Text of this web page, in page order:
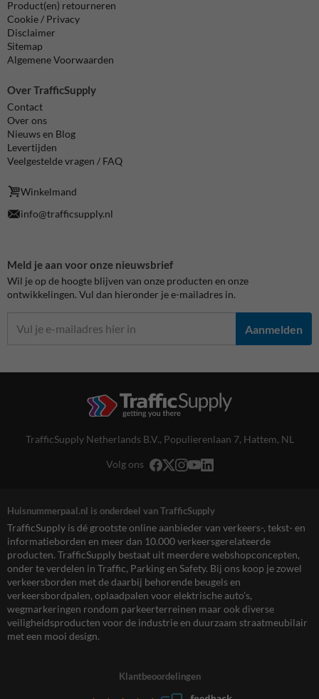
Product(en) retourneren
Cookie / Privacy
Disclaimer
Sitemap
Algemene Voorwaarden
Over TrafficSupply
Contact
Over ons
Nieuws en Blog
Levertijden
Veelgestelde vragen / FAQ
Winkelmand
info@trafficsupply.nl
Meld je aan voor onze nieuwsbrief
Wil je op de hoogte blijven van onze producten en onze
ontwikkelingen. Vul dan hieronder je e-mailadres in.
Aanmelden
TrafficSupply Netherlands B.V., Populierenlaan 7, Hattem, NL
Volg ons
Huisnummerpaal.nl is onderdeel van TrafficSupply
TrafficSupply is dé grootste online aanbieder van verkeers-, tekst- en
informatieborden en meer dan 10.000 verkeersgerelateerde
producten. TrafficSupply bestaat uit meerdere webshopconcepten,
onder te verdelen in Traffic, Parking en Safety. Bij ons koop je zowel
verkeersborden met de daarbij behorende beugels en
verkeersbordpalen, oplaadpalen voor elektrische auto’s,
wegmarkeringen rondom parkeerterreinen maar ook diverse
veiligheidsproducten voor de industrie en duurzaam straatmeubilair
met een mooi design.
Klantbeoordelingen